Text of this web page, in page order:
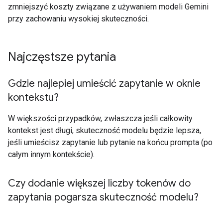
zmniejszyć koszty związane z używaniem modeli Gemini
przy zachowaniu wysokiej skuteczności.
Najczęstsze pytania
Gdzie najlepiej umieścić zapytanie w oknie
kontekstu?
W większości przypadków, zwłaszcza jeśli całkowity
kontekst jest długi, skuteczność modelu będzie lepsza,
jeśli umieścisz zapytanie lub pytanie na końcu prompta (po
całym innym kontekście).
Czy dodanie większej liczby tokenów do
zapytania pogarsza skuteczność modelu?